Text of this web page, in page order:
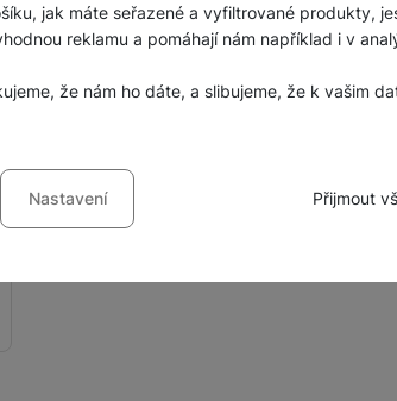
jak máte seřazené a vyfiltrované produkty,
reklamu a pomáhají nám například i v
že nám ho dáte, a slibujeme, že k vašim
porovnávání produktů a další nezbytné funkce.
Nastavení Přijmout
Číslo popisné výrobce 8